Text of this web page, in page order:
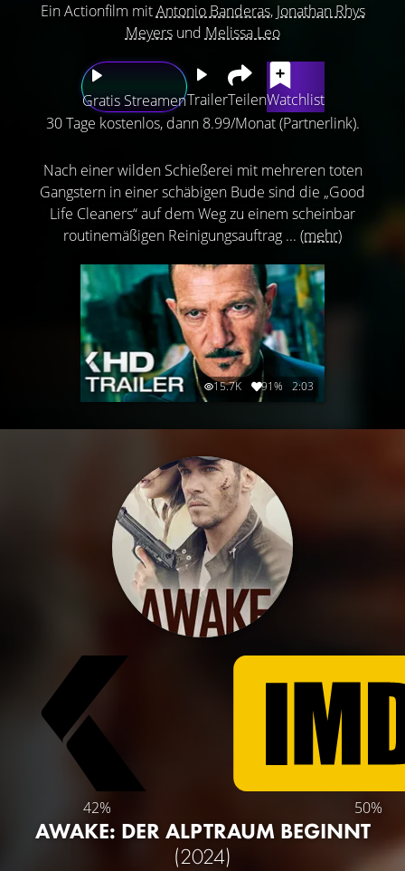
Ein Actionfilm mitAntonio Banderas, Jonathan Rhys
Meyersund Melissa Leo
Gratis StreamenTrailerTeilenWatchlist
30 Tage kostenlos, dann 8.99/Monat (Partnerlink).
Nach einer wilden Schießerei mit mehreren toten
Gangstern in einer schäbigen Bude sind die „Good
Life Cleaners“ auf dem Weg zu einem scheinbar
routinemäßigen Reinigungsauftrag ... (mehr)
15.7K 91% 2:03
42% 50%
AWAKE: DER ALPTRAUM BEGINNT
(2024)